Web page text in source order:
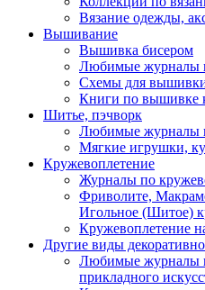
Вязание одежды,
Вышивание
Вышивка бисером
Любимые журналы
Схемы для
Книги по вышивке
Шитье, пэчворк
Любимые журналы
Мягкие игрушки,
Кружевоплетение
Журналы по
Фриволите,
Игольное (Шитое)
Кружевоплетение
Другие виды
Любимые журналы
прикладного